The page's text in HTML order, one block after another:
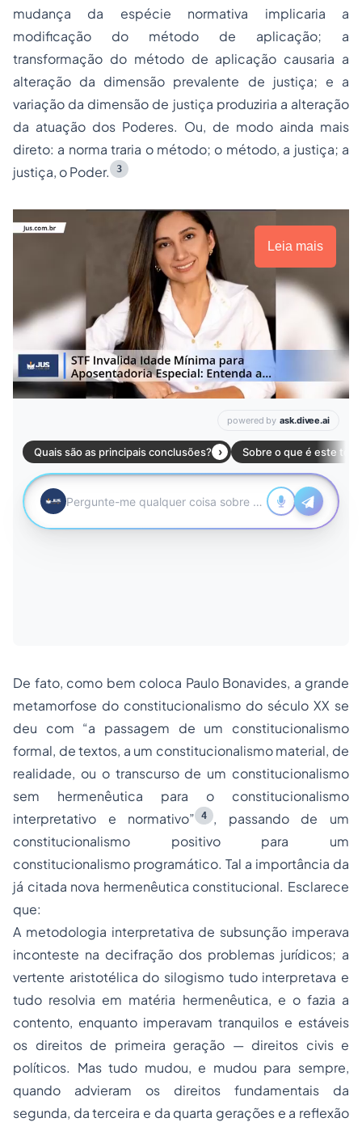
mudança da espécie normativa implicaria a
modificação do método de aplicação; a
transformação do método de aplicação causaria a
alteração da dimensão prevalente de justiça; e a
variação da dimensão de justiça produziria a alteração
da atuação dos Poderes. Ou, de modo ainda mais
direto: a norma traria o método; o método, a justiça; a
justiça, o Poder.
3
Leia mais
De fato, como bem coloca Paulo Bonavides, a grande
metamorfose do constitucionalismo do século XX se
deu com “a passagem de um constitucionalismo
formal, de textos, a um constitucionalismo material, de
realidade, ou o transcurso de um constitucionalismo
sem hermenêutica para o constitucionalismo
interpretativo e normativo” 4
, passando de um
constitucionalismo positivo para um
constitucionalismo programático. Tal a importância da
já citada nova hermenêutica constitucional. Esclarece
que:
A metodologia interpretativa de subsunção imperava
inconteste na decifração dos problemas jurídicos; a
vertente aristotélica do silogismo tudo interpretava e
tudo resolvia em matéria hermenêutica, e o fazia a
contento, enquanto imperavam tranquilos e estáveis
os direitos de primeira geração — direitos civis e
políticos. Mas tudo mudou, e mudou para sempre,
quando advieram os direitos fundamentais da
segunda, da terceira e da quarta gerações e a reflexão